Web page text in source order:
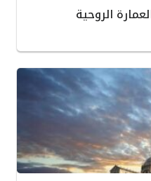
الروحية